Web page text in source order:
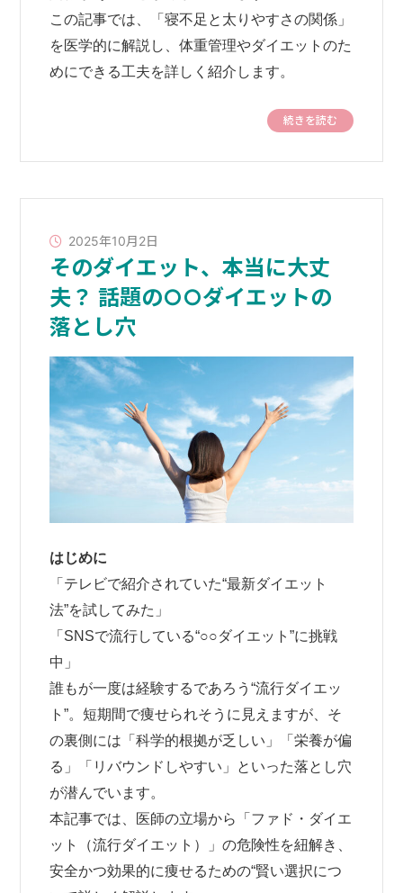
この記事では、「寝不足と太りやすさの関係」
を医学的に解説し、体重管理やダイエットのた
めにできる工夫を詳しく紹介します。
続きを読む
2025年10月2日
そのダイエット、本当に大丈
夫？ 話題の○○ダイエットの
落とし穴
はじめに
「テレビで紹介されていた“最新ダイエット
法”を試してみた」
「SNSで流行している“○○ダイエット”に挑戦
中」
誰もが一度は経験するであろう“流行ダイエッ
ト”。短期間で痩せられそうに見えますが、そ
の裏側には「科学的根拠が乏しい」「栄養が偏
る」「リバウンドしやすい」といった落とし穴
が潜んでいます。
本記事では、医師の立場から「ファド・ダイエ
ット（流行ダイエット）」の危険性を紐解き、
安全かつ効果的に痩せるための“賢い選択につ